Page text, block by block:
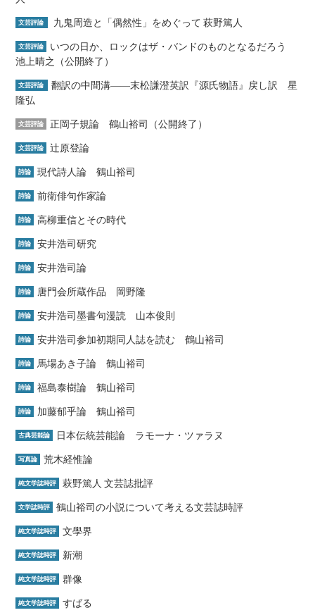
文芸評論 九鬼周造と「偶然性」をめぐって 萩野篤人
文芸評論
いつの日か、ロックはザ・バンドのものとなるだろう
池上晴之（公開終了）
文芸評論
翻訳の中間溝――末松謙澄英訳『源氏物語』戻し訳 星
隆弘
文芸評論 正岡子規論 鶴山裕司（公開終了）
文芸評論 辻原登論
詩論 現代詩人論 鶴山裕司
詩論 前衛俳句作家論
詩論 高柳重信とその時代
詩論 安井浩司研究
詩論 安井浩司論
詩論 唐門会所蔵作品 岡野隆
詩論 安井浩司墨書句漫読 山本俊則
詩論 安井浩司参加初期同人誌を読む 鶴山裕司
詩論 馬場あき子論 鶴山裕司
詩論 福島泰樹論 鶴山裕司
詩論 加藤郁乎論 鶴山裕司
古典芸能論 日本伝統芸能論 ラモーナ・ツァラヌ
写真論 荒木経惟論
純文学誌時評 萩野篤人 文芸誌批評
文学誌時評 鶴山裕司の小説について考える文芸誌時評
純文学誌時評 文學界
純文学誌時評 新潮
純文学誌時評 群像
純文学誌時評 すばる